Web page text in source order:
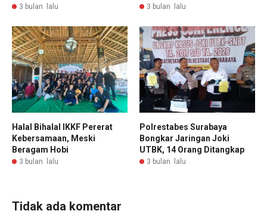
3 bulan lalu 3 bulan lalu
Halal Bihalal IKKF Pererat
Kebersamaan, Meski
Beragam Hobi
3 bulan lalu
Polrestabes Surabaya
Bongkar Jaringan Joki
UTBK, 14 Orang Ditangkap
3 bulan lalu
Tidak ada komentar